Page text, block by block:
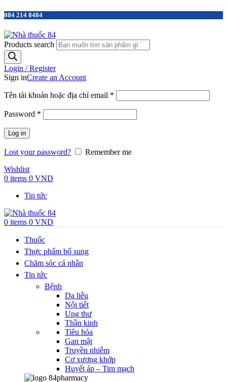
084 214 8484
Products search
Login / Register
Sign inCreate an Account
Tên tài khoản hoặc địa chỉ email *
Password *
Log in
Lost your password?
Remember me
Wishlist
0 items 0 VND
Tin tức
0 items 0 VND
Thuốc
Thực phẩm bổ sung
Chăm sóc cá nhân
Tin tức
Bệnh
Da liễu
Nội tiết
Ung thư
Thần kinh
Tiêu hóa
Gan mật
Truyền nhiễm
Cơ xương khớp
Huyết áp – Tim mạch